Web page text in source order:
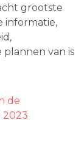
grootste
informatie,
van is
de
2023